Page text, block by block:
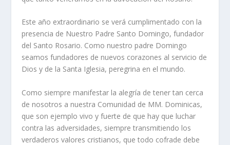
Este año extraordinario se verá cumplimentado con la
presencia de Nuestro Padre Santo Domingo, fundador
del Santo Rosario. Como nuestro padre Domingo
seamos fundadores de nuevos corazones al servicio de
Dios y de la Santa Iglesia, peregrina en el mundo.
Como siempre manifestar la alegría de tener tan cerca
de nosotros a nuestra Comunidad de MM. Dominicas,
que son ejemplo vivo y fuerte de que hay que luchar
contra las adversidades, siempre transmitiendo los
verdaderos valores cristianos, que todo cofrade debe